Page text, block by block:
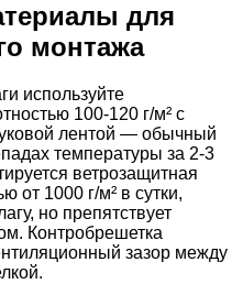
для
монтажа
используйте
100-120 г/м² с
лентой — обычный
температуры за 2-3
ветрозащитная
от 1000 г/м² в сутки,
но препятствует
Контробрешетка
зазор между